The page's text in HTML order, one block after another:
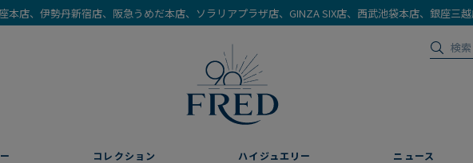
店、伊勢丹新宿店、阪急うめだ本店、ソラリアプラザ店、GINZA SIX店、西武池袋本店、銀座三越
コレクション ハイジュエリー ニュース